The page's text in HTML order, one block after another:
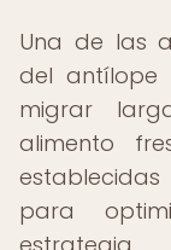
Una de las
del antílope
migrar
alimento
para